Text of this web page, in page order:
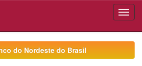
do Nordeste do Brasil